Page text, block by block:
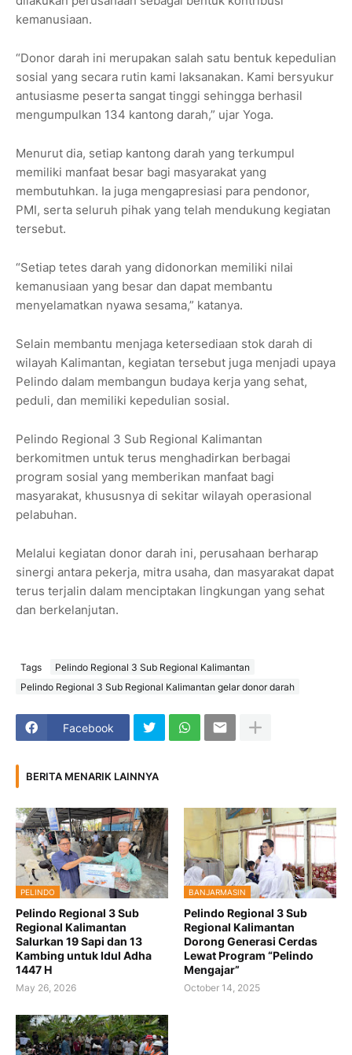
kemanusiaan.
“Donor darah ini merupakan salah satu bentuk kepedulian
sosial yang secara rutin kami laksanakan. Kami bersyukur
antusiasme peserta sangat tinggi sehingga berhasil
mengumpulkan 134 kantong darah,” ujar Yoga.
Menurut dia, setiap kantong darah yang terkumpul
memiliki manfaat besar bagi masyarakat yang
membutuhkan. Ia juga mengapresiasi para pendonor,
PMI, serta seluruh pihak yang telah mendukung kegiatan
tersebut.
“Setiap tetes darah yang didonorkan memiliki nilai
kemanusiaan yang besar dan dapat membantu
menyelamatkan nyawa sesama,” katanya.
Selain membantu menjaga ketersediaan stok darah di
wilayah Kalimantan, kegiatan tersebut juga menjadi upaya
Pelindo dalam membangun budaya kerja yang sehat,
peduli, dan memiliki kepedulian sosial.
Pelindo Regional 3 Sub Regional Kalimantan
berkomitmen untuk terus menghadirkan berbagai
program sosial yang memberikan manfaat bagi
masyarakat, khususnya di sekitar wilayah operasional
pelabuhan.
Melalui kegiatan donor darah ini, perusahaan berharap
sinergi antara pekerja, mitra usaha, dan masyarakat dapat
terus terjalin dalam menciptakan lingkungan yang sehat
dan berkelanjutan.
Tags
Pelindo Regional 3 Sub Regional Kalimantan
Pelindo Regional 3 Sub Regional Kalimantan gelar donor darah
Facebook
BERITA MENARIK LAINNYA
PELINDO
Pelindo Regional 3 Sub
Regional Kalimantan
Salurkan 19 Sapi dan 13
Kambing untuk Idul Adha
1447 H
May 26, 2026
BANJARMASIN
Pelindo Regional 3 Sub
Regional Kalimantan
Dorong Generasi Cerdas
Lewat Program “Pelindo
Mengajar”
October 14, 2025